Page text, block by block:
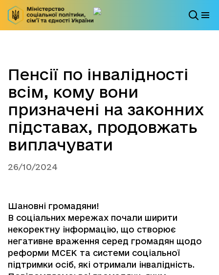
Пенсії по інвалідності
всім, кому вони
призначені на законних
підставах, продовжать
виплачувати
26/10/2024
Шановні громадяни!
В соціальних мережах почали ширити
некоректну інформацію, що створює
негативне враження серед громадян щодо
реформи МСЕК та системи соціальної
підтримки осіб, які отримали інвалідність.